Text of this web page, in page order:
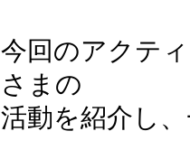
今回のアクテ
さまの
活動を紹介し